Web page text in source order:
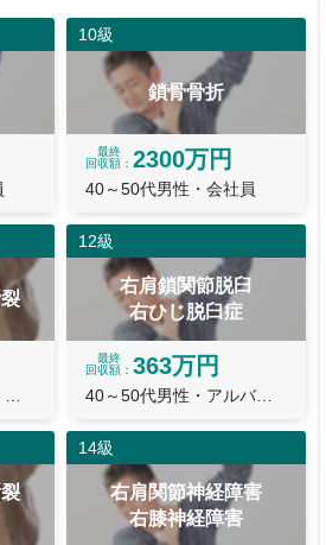
10級
鎖骨骨折
最終
回収額
2300万円
40～50代男性・会社員
12級
右肩鎖関節脱臼
右ひじ脱臼症
最終
回収額
363万円
40～50代男性・アルバイト
14級
右肩関節神経障害
右膝神経障害